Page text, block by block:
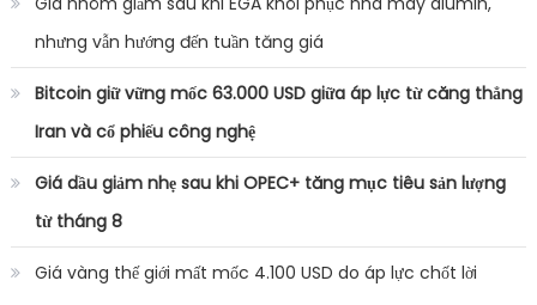
nhưng vẫn hướng đến tuần tăng giá
Bitcoin giữ vững mốc 63.000 USD giữa áp lực từ căng thẳng
Iran và cổ phiếu công nghệ
Giá dầu giảm nhẹ sau khi OPEC+ tăng mục tiêu sản lượng
từ tháng 8
Giá vàng thế giới mất mốc 4.100 USD do áp lực chốt lời